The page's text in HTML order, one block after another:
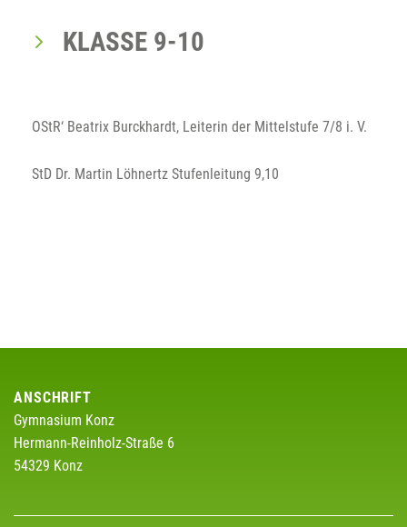
KLASSE 9-10
OStR‘ Beatrix Burckhardt, Leiterin der Mittelstufe 7/8 i. V.
StD Dr. Martin Löhnertz Stufenleitung 9,10
ANSCHRIFT
Gymnasium Konz
Hermann-Reinholz-Straße 6
54329 Konz